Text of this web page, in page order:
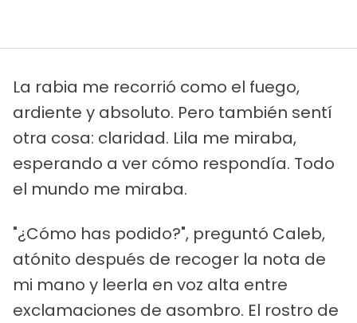
La rabia me recorrió como el fuego,
ardiente y absoluto. Pero también sentí
otra cosa: claridad. Lila me miraba,
esperando a ver cómo respondía. Todo
el mundo me miraba.
"¿Cómo has podido?", preguntó Caleb,
atónito después de recoger la nota de
mi mano y leerla en voz alta entre
exclamaciones de asombro. El rostro de